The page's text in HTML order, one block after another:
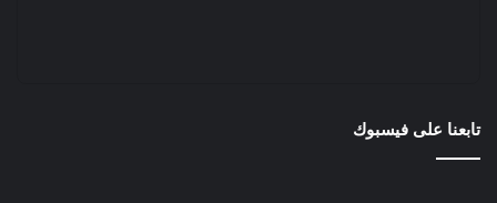
تابعنا على فيسبوك